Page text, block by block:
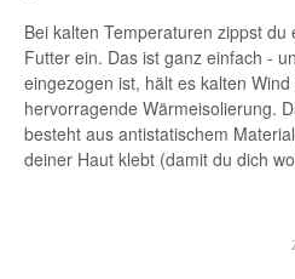
Bei kalten Temperaturen zippst du
Futter ein. Das ist ganz einfach -
eingezogen ist, hält es kalten
hervorragende Wärmeisolierung.
besteht aus antistatischem
deiner Haut klebt (damit du dich